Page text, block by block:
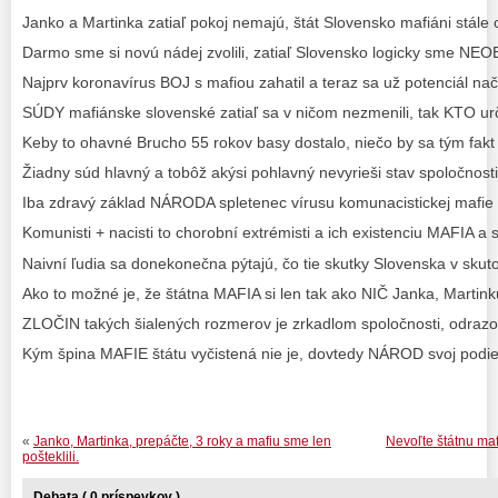
Janko a Martinka zatiaľ pokoj nemajú, štát Slovensko mafiáni stále
Darmo sme si novú nádej zvolili, zatiaľ Slovensko logicky sme
Najprv koronavírus BOJ s mafiou zahatil a teraz sa už potenciál
SÚDY mafiánske slovenské zatiaľ sa v ničom nezmenili, tak KTO
Keby to ohavné Brucho 55 rokov basy dostalo, niečo by sa tým
Žiadny súd hlavný a tobôž akýsi pohlavný nevyrieši stav
Iba zdravý základ NÁRODA spletenec vírusu komunacistickej
Komunisti + nacisti to chorobní extrémisti a ich existenciu MAFIA
Naivní ľudia sa donekonečna pýtajú, čo tie skutky Slovenska v
Ako to možné je, že štátna MAFIA si len tak ako NIČ Janka,
ZLOČIN takých šialených rozmerov je zrkadlom spoločnosti,
Kým špina MAFIE štátu vyčistená nie je, dovtedy NÁROD svoj
Nevoľte štátnu
« Janko, Martinka, prepáčte, 3 roky a mafiu sme len
pošteklili.